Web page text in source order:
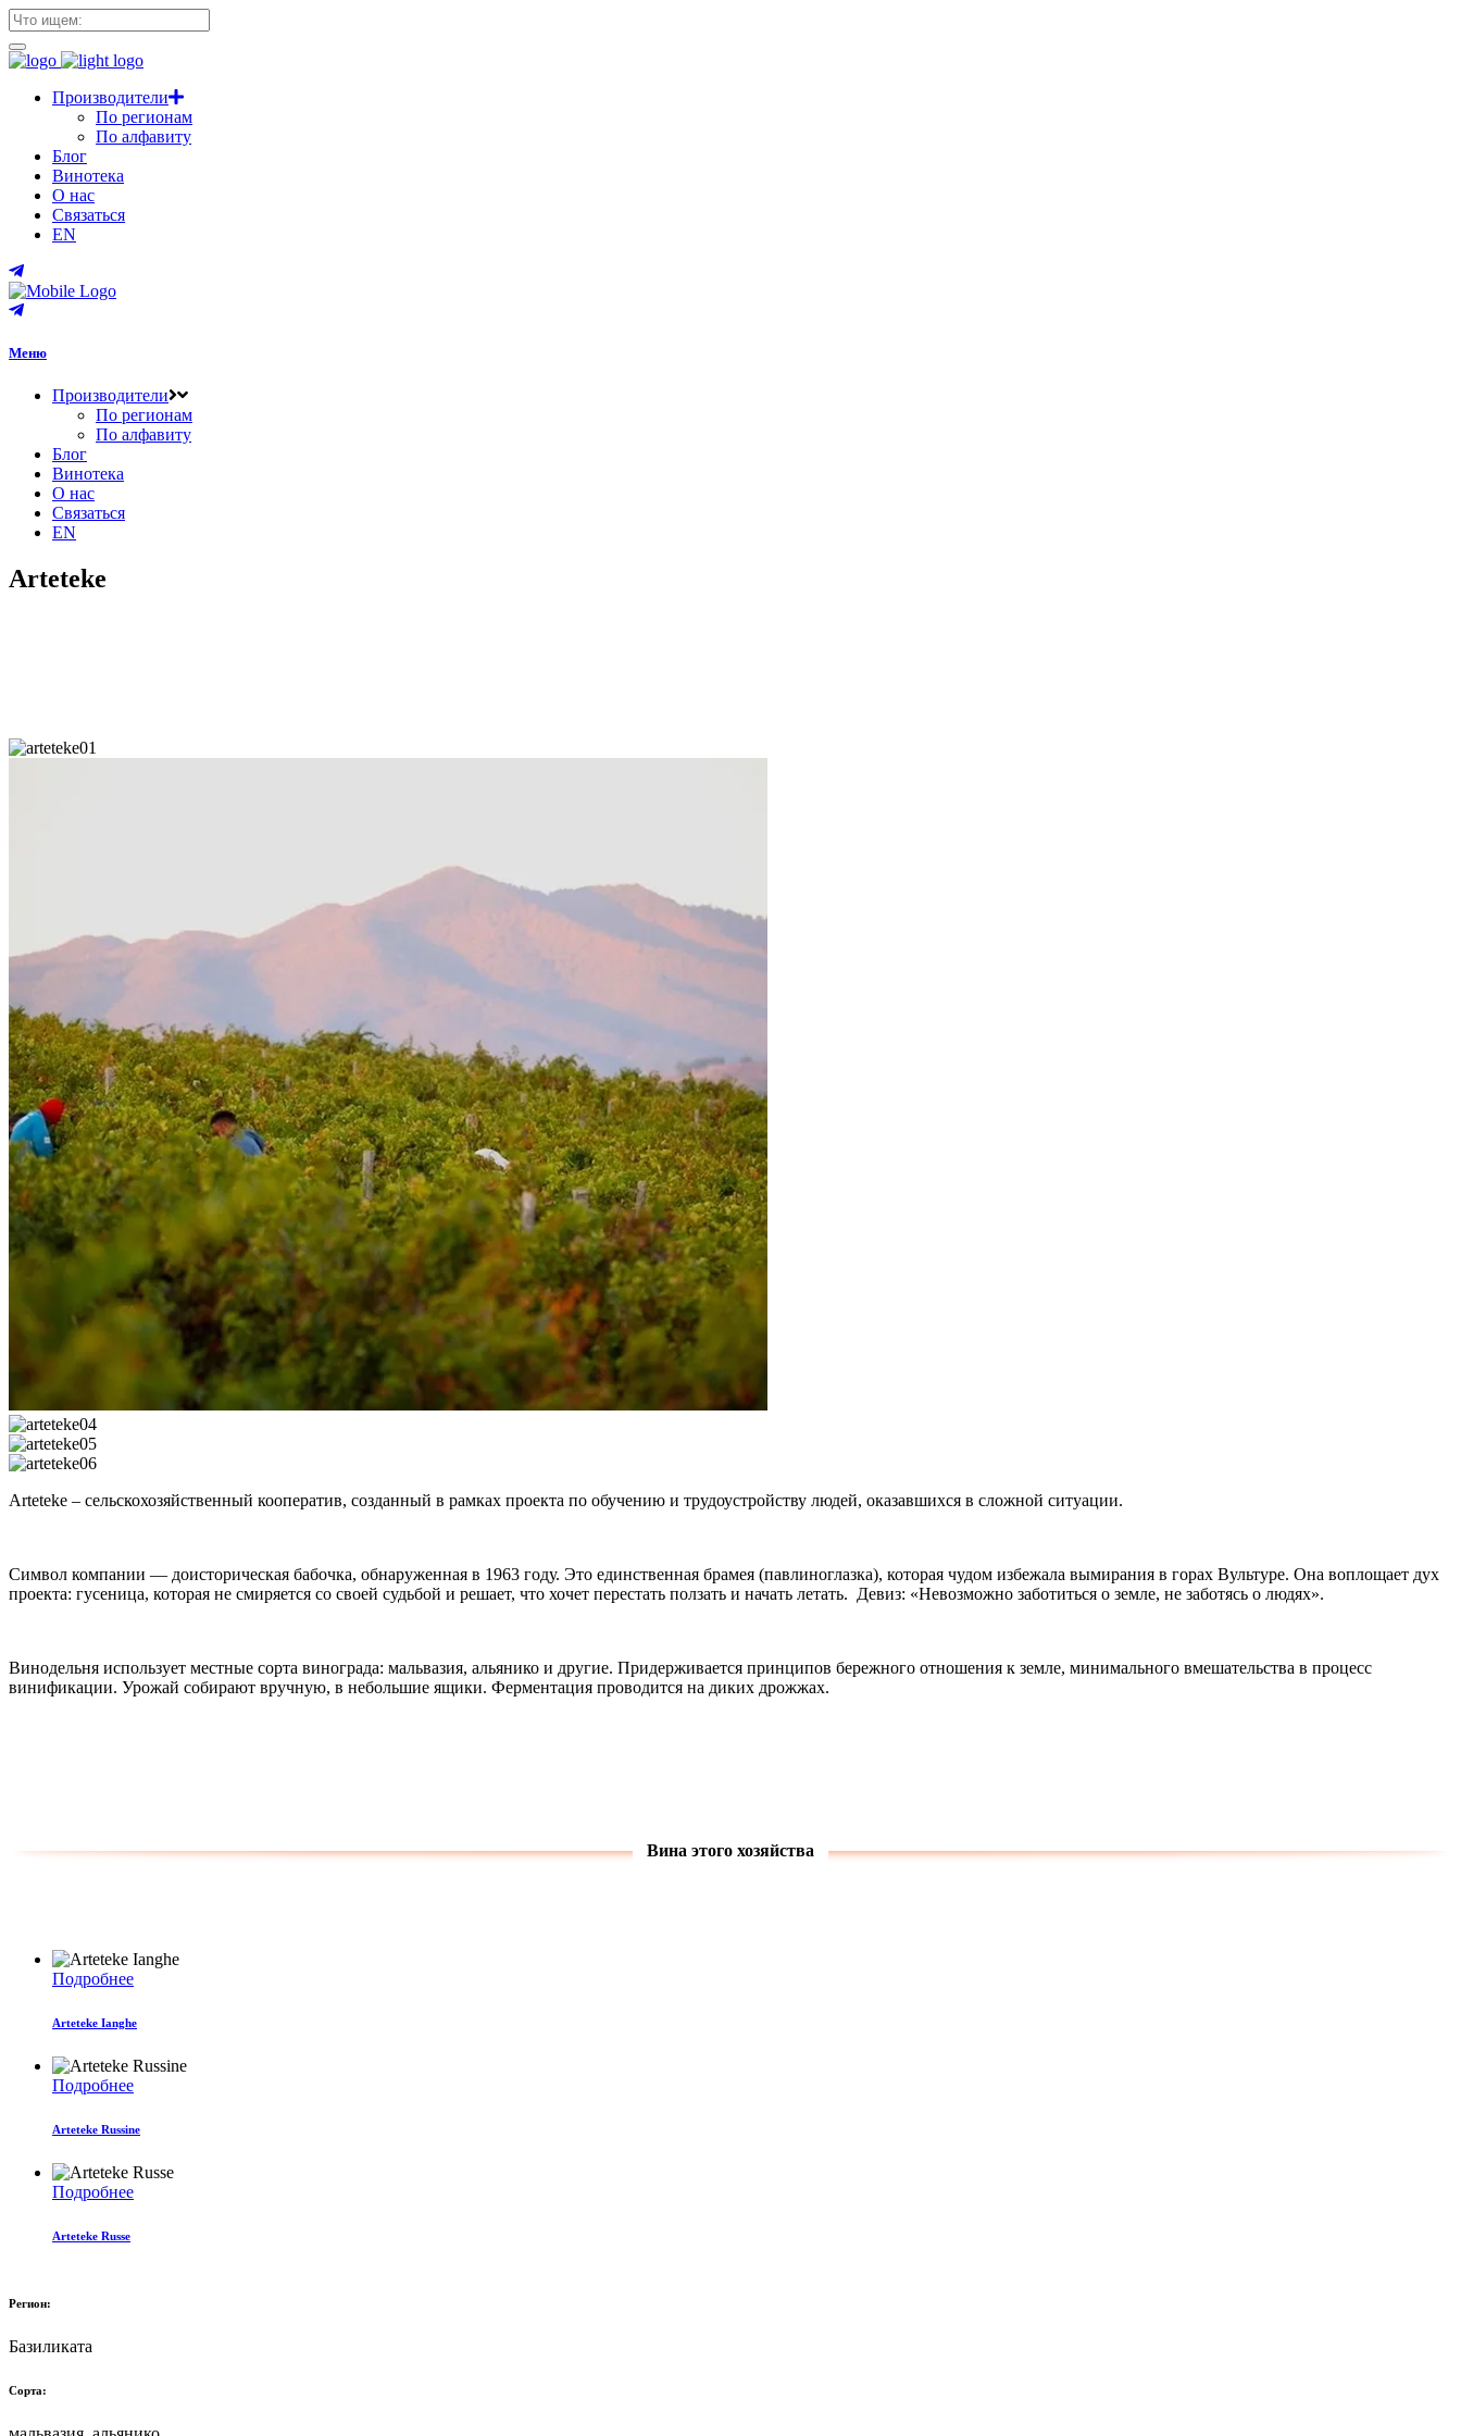
Производители
По регионам
По алфавиту
Блог
Винотека
О нас
Связаться
EN
Меню
Производители
По регионам
По алфавиту
Блог
Винотека
О нас
Связаться
EN
Arteteke
Arteteke – сельскохозяйственный кооператив, созданный в рамках проекта по обучению и трудоустройству людей, оказавшихся в сложной ситуации.
Символ компании — доисторическая бабочка, обнаруженная в 1963 году. Это единственная брамея (павлиноглазка), которая чудом избежала вымирания в горах Вультуре. Она воплощает дух
проекта: гусеница, которая не смиряется со своей судьбой и решает, что хочет перестать ползать и начать летать. Девиз: «Невозможно заботиться о земле, не заботясь о людях».
Винодельня использует местные сорта винограда: мальвазия, альянико и другие. Придерживается принципов бережного отношения к земле, минимального вмешательства в процесс
винификации. Урожай собирают вручную, в небольшие ящики. Ферментация проводится на диких дрожжах.
Вина этого хозяйства
Подробнее
Arteteke Ianghe
Подробнее
Arteteke Russine
Подробнее
Arteteke Russe
Регион:
Базиликата
Сорта: